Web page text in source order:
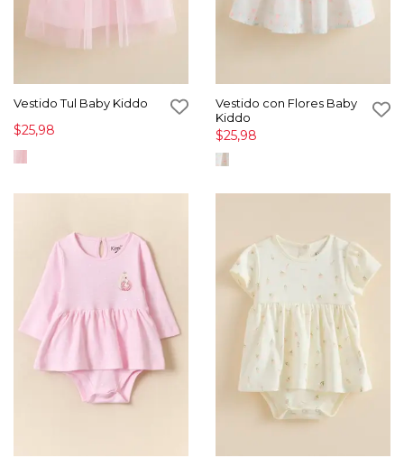
Vestido Tul Baby Kiddo
$25,98
Vestido con Flores Baby
Kiddo
$25,98